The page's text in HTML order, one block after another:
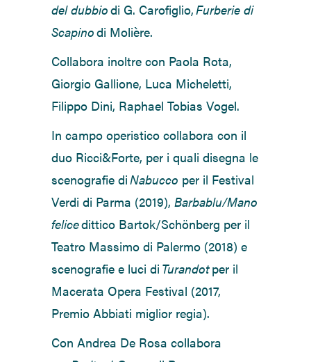
del dubbiodi G. Carofiglio,Furberie di
Scapinodi Molière.
Collabora inoltre con Paola Rota,
Giorgio Gallione, Luca Micheletti,
Filippo Dini, Raphael Tobias Vogel.
In campo operistico collabora con il
duo Ricci&Forte, per i quali disegna le
scenografie diNabucco per il Festival
Verdi di Parma (2019), Barbablu/Mano
felicedittico Bartok/Schönberg per il
Teatro Massimo di Palermo (2018) e
scenografie e luci di Turandotper il
Macerata Opera Festival (2017,
Premio Abbiati miglior regia).
Con Andrea De Rosa collabora